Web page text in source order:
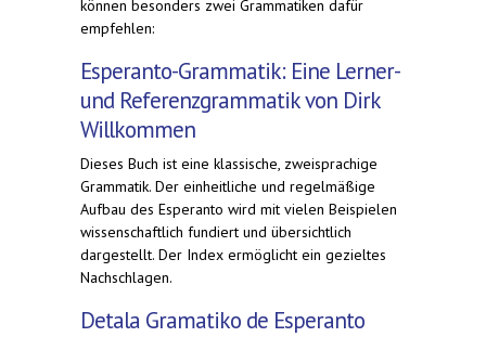
können besonders zwei Grammatiken dafür
empfehlen:
Esperanto-Grammatik: Eine Lerner-
und Referenzgrammatik von Dirk
Willkommen
Dieses Buch ist eine klassische, zweisprachige
Grammatik. Der einheitliche und regelmäßige
Aufbau des Esperanto wird mit vielen Beispielen
wissenschaftlich fundiert und übersichtlich
dargestellt. Der Index ermöglicht ein gezieltes
Nachschlagen.
Detala Gramatiko de Esperanto